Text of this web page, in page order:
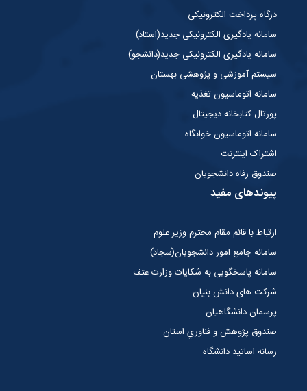
درگاه پرداخت الکترونیکی
سامانه یادگیری الکترونیکی جدید(استاد)
سامانه یادگیری الکترونیکی جدید(دانشجو)
سیستم آموزشی و پژوهشی بهستان
سامانه اتوماسیون تغذیه
پورتال کتابخانه دیجیتال
سامانه اتوماسیون خوابگاه
اشتراک اینترنت
صندوق رفاه دانشجویان
پیوندهای مفید
ارتباط با قائم مقام محترم وزیر علوم
سامانه جامع امور دانشجویان(سجاد)
سامانه پاسخگویی به شکایات وزارت عتف
شرکت های دانش بنیان
پرسمان دانشگاهیان
صندوق پژوهش و فناوري استان
رسانه اساتید دانشگاه